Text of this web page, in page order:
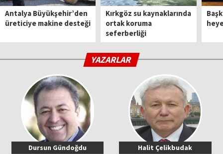
Antalya Büyükşehir’den
üreticiye makine desteği
Kırkgöz su kaynaklarında
ortak koruma
seferberliği
YAZARLAR
Dursun Gündoğdu
Halit Çelikbudak